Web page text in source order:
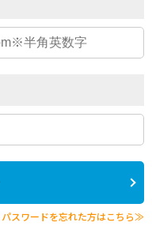
パスワードを忘れた方はこちら≫